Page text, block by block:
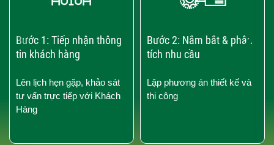
Bước 1: Tiếp nhận thông
tin khách hàng
Lên lịch hẹn gặp, khảo sát
tư vấn trực tiếp với Khách
Hàng
Bước 2: Nắm bắt & phân
tích nhu cầu
Lập phương án thiết kế và
thi công
›
‹